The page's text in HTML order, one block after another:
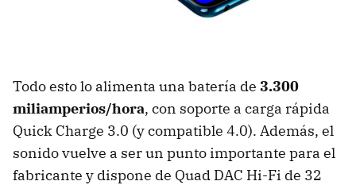
Todo esto lo alimenta una batería de 3.300
miliamperios/hora, con soporte a carga rápida
Quick Charge 3.0 (y compatible 4.0). Además, el
sonido vuelve a ser un punto importante para el
fabricante y dispone de Quad DAC Hi-Fi de 32